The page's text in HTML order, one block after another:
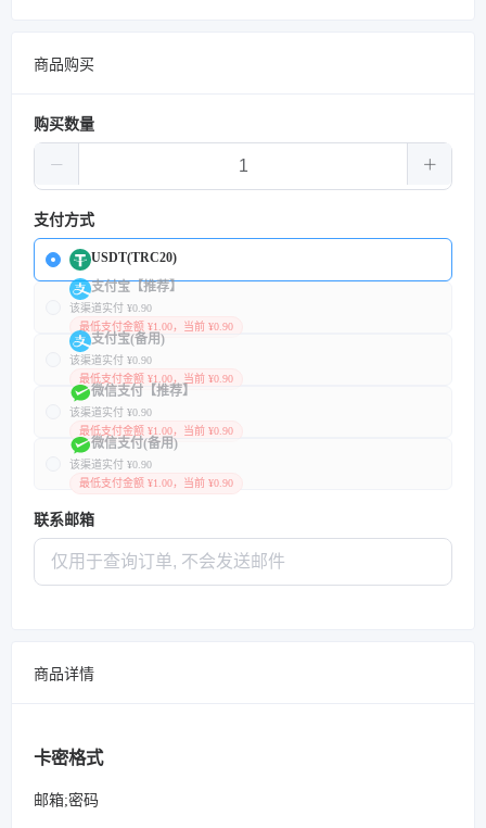
商品购买
购买数量
支付方式
USDT(TRC20)
支付宝【推荐】
该渠道实付 ¥0.90
最低支付金额 ¥1.00，当前 ¥0.90
支付宝(备用)
该渠道实付 ¥0.90
最低支付金额 ¥1.00，当前 ¥0.90
微信支付【推荐】
该渠道实付 ¥0.90
最低支付金额 ¥1.00，当前 ¥0.90
微信支付(备用)
该渠道实付 ¥0.90
最低支付金额 ¥1.00，当前 ¥0.90
联系邮箱
商品详情
卡密格式
邮箱;密码